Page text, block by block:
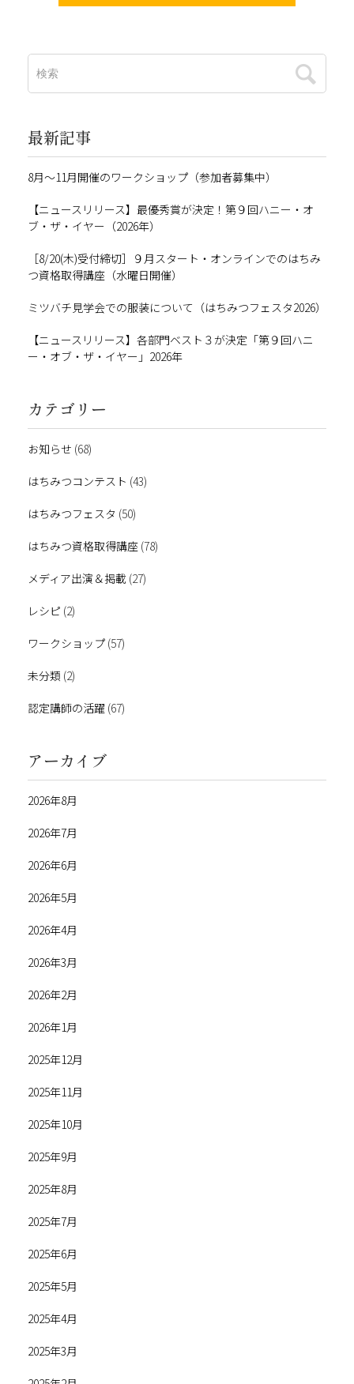
最新記事
8月～11月開催のワークショップ（参加者募集中）
【ニュースリリース】最優秀賞が決定！第９回ハニー・オ
ブ・ザ・イヤー（2026年）
［8/20(木)受付締切］９月スタート・オンラインでのはちみ
つ資格取得講座（水曜日開催）
ミツバチ見学会での服装について（はちみつフェスタ2026）
【ニュースリリース】各部門ベスト３が決定「第９回ハニ
ー・オブ・ザ・イヤー」2026年
カテゴリー
お知らせ (68)
はちみつコンテスト (43)
はちみつフェスタ (50)
はちみつ資格取得講座 (78)
メディア出演＆掲載 (27)
レシピ (2)
ワークショップ (57)
未分類 (2)
認定講師の活躍 (67)
アーカイブ
2026年8月
2026年7月
2026年6月
2026年5月
2026年4月
2026年3月
2026年2月
2026年1月
2025年12月
2025年11月
2025年10月
2025年9月
2025年8月
2025年7月
2025年6月
2025年5月
2025年4月
2025年3月